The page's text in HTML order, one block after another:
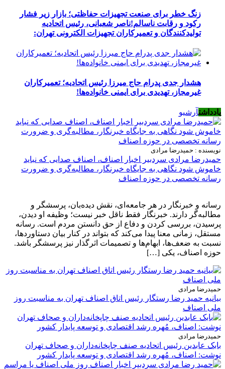
زنگ خطر برای صنعت تجهیزات حفاظتی؛ بازار زیر فشار
رکود و رقابت ناسالم!ناصر شعبانی، رئیس اتحادیه
تولیدکنندگان و تعمیرکاران تجهیزات الکترونی تهران:
هشدار جدی پدرام حاج میرزا رئیس اتحادیه؛ تعمیرکاران
غیرمجاز، تهدیدی برای ایمنی خانواده‌ها!
یادداشتآرشیو
نویسنده : حمیدرضا مرادی
حمیدرضا مرادی سردبیر اخبار اصناف، اصناف صدایی که نباید
خاموش شود نگاهی به جایگاه خبرنگار، مطالبه‌گری و ضرورت
رسانه تخصصی در حوزه اصناف
رسانه و خبرنگار در هر جامعه‌ای، نقش دیده‌بان، پرسشگر و
مطالبه‌گر دارند. خبرنگار فقط ناقل خبر نیست؛ وظیفه او دیدن،
پرسیدن، بررسی کردن و دفاع از حق دانستن مردم است. رسانه
مستقل، زمانی معنا پیدا می‌کند که بتواند در کنار بیان دستاوردها،
نسبت به ضعف‌ها، ابهام‌ها و تصمیمات اثرگذار نیز پرسشگر باشد.
حوزه اصناف، یکی […]
حمیدرضا مرادی
بیانیه حمید رضا رستگار رئیس اتاق اصناف تهران به مناسبت روز
ملی اصناف
حمیدرضا مرادی
بابک عابدین رئیس اتحادیه صنف چاپخانه‌داران و صحاف تهران
نوشت: اصناف، مُهره رشد اقتصادی و توسعه پایدار کشور